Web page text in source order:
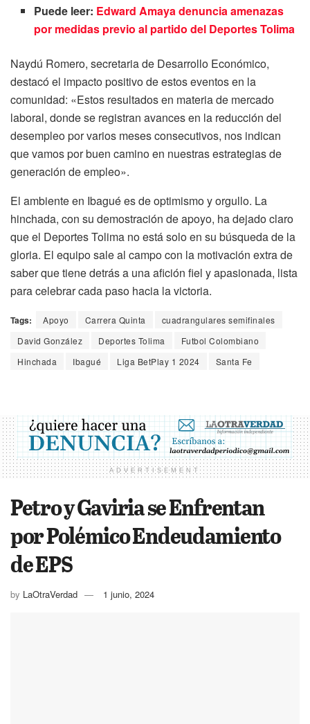
Puede leer: Edward Amaya denuncia amenazas
por medidas previo al partido del Deportes Tolima
Naydú Romero, secretaria de Desarrollo Económico,
destacó el impacto positivo de estos eventos en la
comunidad: «Estos resultados en materia de mercado
laboral, donde se registran avances en la reducción del
desempleo por varios meses consecutivos, nos indican
que vamos por buen camino en nuestras estrategias de
generación de empleo».
El ambiente en Ibagué es de optimismo y orgullo. La
hinchada, con su demostración de apoyo, ha dejado claro
que el Deportes Tolima no está solo en su búsqueda de la
gloria. El equipo sale al campo con la motivación extra de
saber que tiene detrás a una afición fiel y apasionada, lista
para celebrar cada paso hacia la victoria.
Tags: Apoyo Carrera Quinta
cuadrangulares semifinales
David González
Deportes Tolima
Futbol Colombiano
Hinchada
Ibagué Liga BetPlay 1 2024 Santa Fe
ADVERTISEMENT
Petro y Gaviria se Enfrentan
por Polémico Endeudamiento
de EPS
by LaOtraVerdad 1 junio, 2024